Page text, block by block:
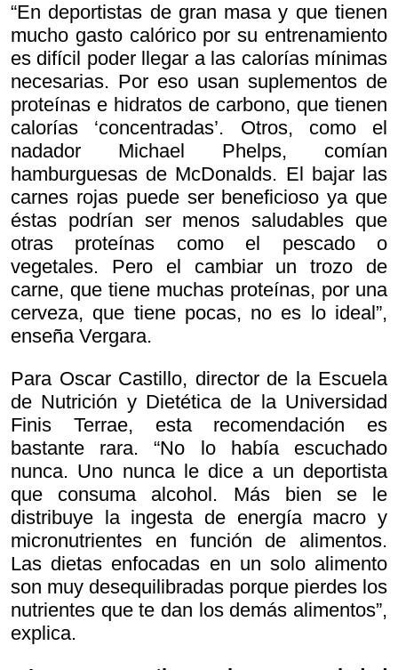
“En deportistas de gran masa y que tienen
mucho gasto calórico por su entrenamiento
es difícil poder llegar a las calorías mínimas
necesarias. Por eso usan suplementos de
proteínas e hidratos de carbono, que tienen
calorías ‘concentradas’. Otros, como el
nadador Michael Phelps, comían
hamburguesas de McDonalds. El bajar las
carnes rojas puede ser beneficioso ya que
éstas podrían ser menos saludables que
otras proteínas como el pescado o
vegetales. Pero el cambiar un trozo de
carne, que tiene muchas proteínas, por una
cerveza, que tiene pocas, no es lo ideal”,
enseña Vergara.
Para Oscar Castillo, director de la Escuela
de Nutrición y Dietética de la Universidad
Finis Terrae, esta recomendación es
bastante rara. “No lo había escuchado
nunca. Uno nunca le dice a un deportista
que consuma alcohol. Más bien se le
distribuye la ingesta de energía macro y
micronutrientes en función de alimentos.
Las dietas enfocadas en un solo alimento
son muy desequilibradas porque pierdes los
nutrientes que te dan los demás alimentos”,
explica.